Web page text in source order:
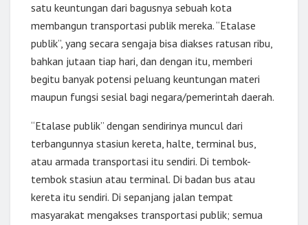
satu keuntungan dari bagusnya sebuah kota
membangun transportasi publik mereka. “Etalase
publik”, yang secara sengaja bisa diakses ratusan ribu,
bahkan jutaan tiap hari, dan dengan itu, memberi
begitu banyak potensi peluang keuntungan materi
maupun fungsi sesial bagi negara/pemerintah daerah.
“Etalase publik” dengan sendirinya muncul dari
terbangunnya stasiun kereta, halte, terminal bus,
atau armada transportasi itu sendiri. Di tembok-
tembok stasiun atau terminal. Di badan bus atau
kereta itu sendiri. Di sepanjang jalan tempat
masyarakat mengakses transportasi publik; semua